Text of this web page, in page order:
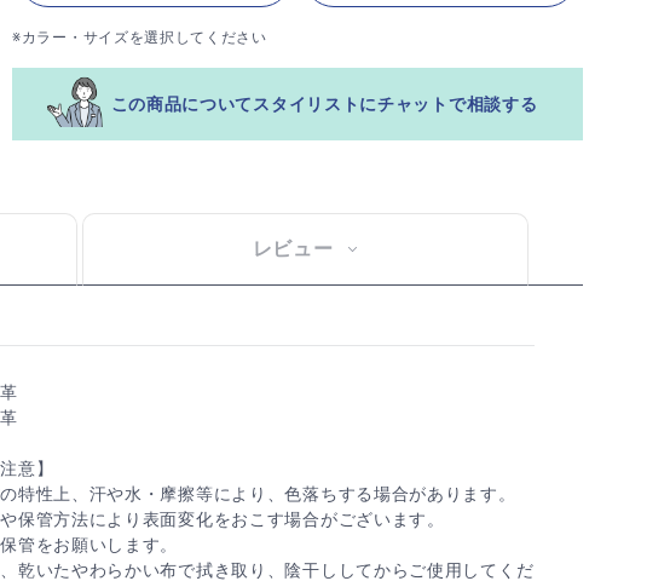
※カラー・サイズを選択してください
この商品についてスタイリストにチャットで相談する
レビュー
意】
特性上、汗や水・摩擦等により、色落ちする場合があります。
保管方法により表面変化をおこす場合がございます。
管をお願いします。
乾いたやわらかい布で拭き取り、陰干ししてからご使用してくだ